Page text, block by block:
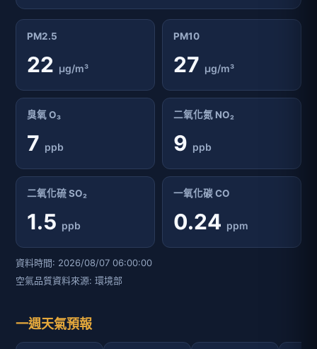
PM2.5
22 μg/m³
PM10
27 μg/m³
臭氧 O₃
7 ppb
二氧化氮 NO₂
9 ppb
二氧化硫 SO₂
1.5 ppb
一氧化碳 CO
0.24 ppm
資料時間: 2026/08/07 06:00:00
空氣品質資料來源: 環境部
一週天氣預報